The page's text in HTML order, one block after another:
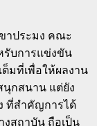
าประมง คณะ
รับการแข่งขัน
มที่เพื่อให้ผลงาน
กสนาน แต่ยัง
ที่สำคัญการได้
งสถาบัน ถือเป็น